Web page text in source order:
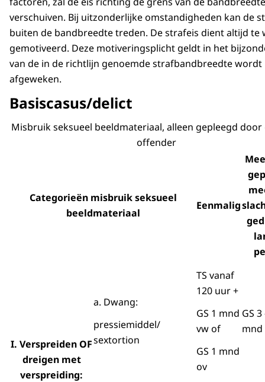
verschuiven. Bij uitzonderlijke omstandigheden kan de
buiten de bandbreedte treden. De strafeis dient altijd te
gemotiveerd. Deze motiveringsplicht geldt in het
van de in de richtlijn genoemde strafbandbreedte wordt
afgeweken.
Basiscasus/delict
Misbruik seksueel beeldmateriaal, alleen gepleegd
offender
Categorieën misbruik seksueel
beeldmateriaal
Eenmalig
I. Verspreiden OF
dreigen met
verspreiding:
a. Dwang:
pressiemiddel/
sextortion
TS vanaf
120 uur +
GS 1 mnd
vw of
GS 1 mnd
ov
GS
mnd